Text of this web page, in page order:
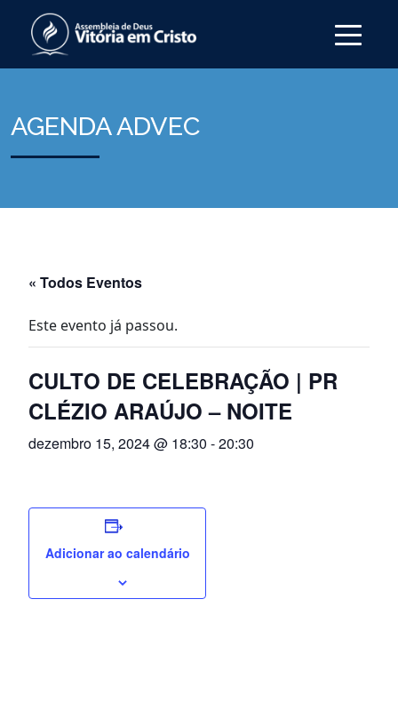
AGENDA ADVEC
« Todos Eventos
Este evento já passou.
CULTO DE CELEBRAÇÃO | PR
CLÉZIO ARAÚJO – NOITE
dezembro 15, 2024 @ 18:30 -20:30
Adicionar ao calendário